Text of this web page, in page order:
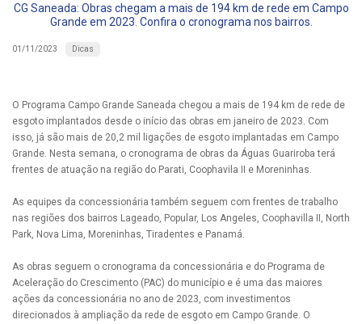
CG Saneada: Obras chegam a mais de 194 km de rede em Campo
Grande em 2023. Confira o cronograma nos bairros.
01/11/2023 Dicas
O Programa Campo Grande Saneada chegou a mais de 194 km de rede de
esgoto implantados desde o início das obras em janeiro de 2023. Com
isso, já são mais de 20,2 mil ligações de esgoto implantadas em Campo
Grande. Nesta semana, o cronograma de obras da Águas Guariroba terá
frentes de atuação na região do Parati, Coophavila II e Moreninhas.
As equipes da concessionária também seguem com frentes de trabalho
nas regiões dos bairros Lageado, Popular, Los Angeles, Coophavilla II, North
Park, Nova Lima, Moreninhas, Tiradentes e Panamá.
As obras seguem o cronograma da concessionária e do Programa de
Aceleração do Crescimento (PAC) do município e é uma das maiores
ações da concessionária no ano de 2023, com investimentos
direcionados à ampliação da rede de esgoto em Campo Grande. O